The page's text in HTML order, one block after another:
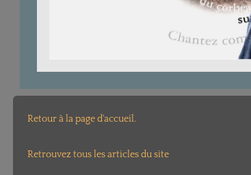
Retour à la page d'accueil.
Retrouvez tous les articles du site